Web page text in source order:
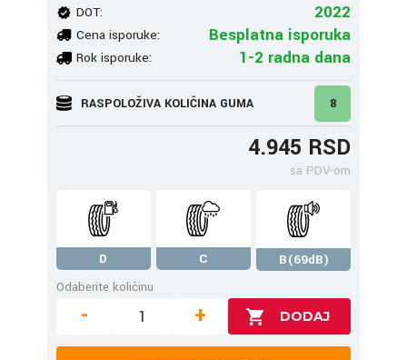
DOT: 2022
Cena isporuke: Besplatna isporuka
Rok isporuke: 1-2 radna dana
RASPOLOŽIVA KOLIČINA GUMA 8
4.945 RSD
sa PDV-om
D C
B(69dB)
Odaberite količinu
- +